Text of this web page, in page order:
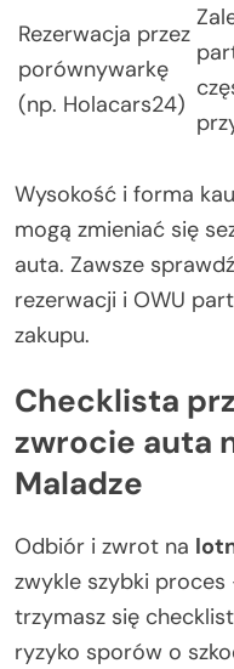
Rezerwacja przez
porównywarkę
(np. Holacars24)
Wysokość i forma
mogą zmieniać się
auta. Zawsze
rezerwacji i OWU
zakupu.
Checklista
zwrocie auta
Maladze
Odbiór i zwrot na
zwykle szybki
trzymasz się
ryzyko sporów o